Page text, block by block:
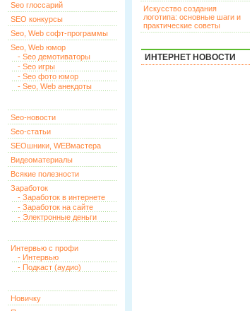
Seo глоссарий
SEO конкурсы
Seo, Web софт-программы
Seo, Web юмор
- Seo демотиваторы
- Seo игры
- Seo фото юмор
- Seo, Web анекдоты
Seo-новости
Seo-статьи
SEOшники, WEBмастера
Видеоматериалы
Всякие полезности
Заработок
- Заработок в интернете
- Заработок на сайте
- Электронные деньги
Интервью с профи
- Интервью
- Подкаст (аудио)
Новичку
Искусство создания
логотипа: основные шаги и
практические советы
ИНТЕРНЕТ НОВОСТИ